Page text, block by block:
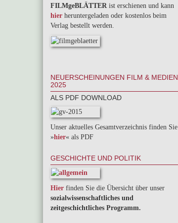
FILMgeBLÄTTER ist erschienen und kann
hier heruntergeladen oder kostenlos beim
Verlag bestellt werden.
NEUERSCHEINUNGEN FILM & MEDIEN
2025
ALS PDF DOWNLOAD
Unser aktuelles Gesamtverzeichnis finden Sie
»hier« als PDF
GESCHICHTE UND POLITIK
Hier finden Sie die Übersicht über unser
sozialwissenschaftliches und
zeitgeschichtliches Programm.